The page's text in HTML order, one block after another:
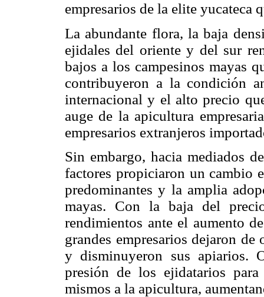
empresarios de la elite yucateca
La abundante flora, la baja
ejidales del oriente y del sur
bajos a los campesinos mayas
contribuyeron a la condición
internacional y el alto precio
auge de la apicultura
empresarios extranjeros
Sin embargo, hacia mediados
factores propiciaron un cambio
predominantes y la amplia
mayas. Con la baja del
rendimientos ante el aumento
grandes empresarios dejaron de
y disminuyeron sus apiarios.
presión de los ejidatarios
mismos a la apicultura,